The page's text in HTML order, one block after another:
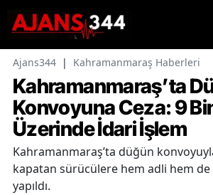
Ajans344 | Kahramanmaraş Haberleri
Kahramanmaraş’ta
Konvoyuna Ceza: 9
Üzerinde İdari İşlem
Kahramanmaraş’ta düğün
kapatan sürücülere hem adli hem
yapıldı.